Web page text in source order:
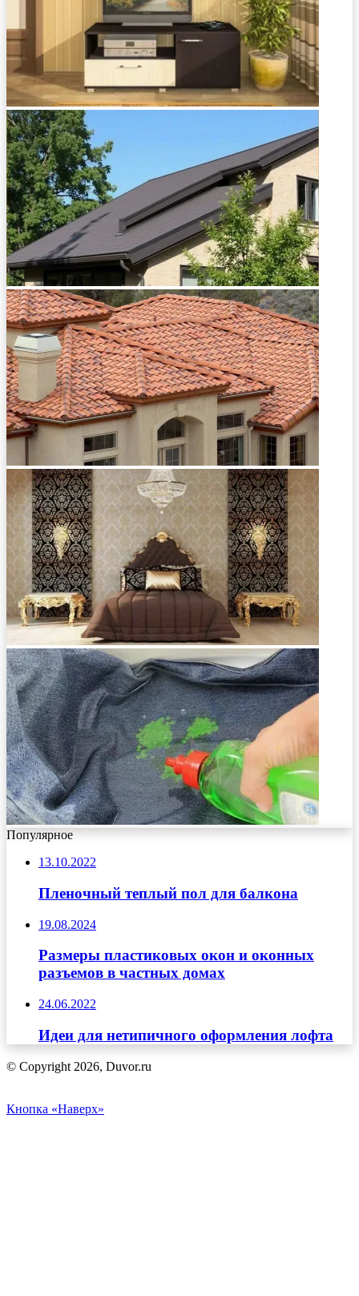
Популярное
13.10.2022
Пленочный теплый пол для балкона
19.08.2024
Размеры пластиковых окон и оконных
разъемов в частных домах
24.06.2022
Идеи для нетипичного оформления лофта
© Copyright 2026, Duvor.ru
Кнопка «Наверх»